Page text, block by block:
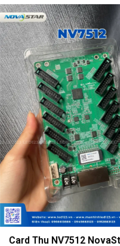
Card Thu NV7512